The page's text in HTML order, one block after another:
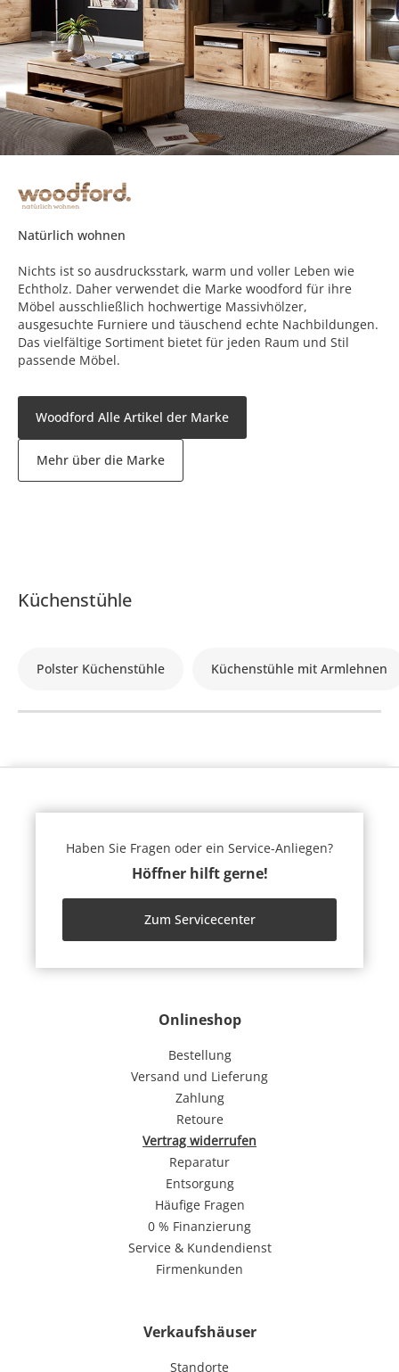
Natürlich wohnen
Nichts ist so ausdrucksstark, warm und voller Leben wie
Echtholz. Daher verwendet die Marke woodford für ihre
Möbel ausschließlich hochwertige Massivhölzer,
ausgesuchte Furniere und täuschend echte Nachbildungen.
Das vielfältige Sortiment bietet für jeden Raum und Stil
passende Möbel.
Woodford Alle Artikel der Marke
Mehr über die Marke
Küchenstühle
Polster Küchenstühle Küchenstühle mit Armlehnen
Onlineshop
Bestellung
Versand und Lieferung
Zahlung
Retoure
Vertrag widerrufen
Reparatur
Entsorgung
Häufige Fragen
0 % Finanzierung
Service & Kundendienst
Firmenkunden
Verkaufshäuser
Standorte
Haben Sie Fragen oder ein Service-Anliegen?
Höffner hilft gerne!
Zum Servicecenter